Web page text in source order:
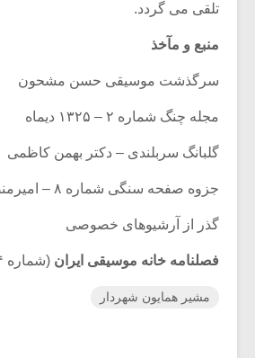
تلقی می گردد.
منبع و مآخذ
سرگذشت موسیقی حسن مشحون
مجله چنگ شماره ۲ – ۱۳۲۵ دیماه
گلبانگ سربلندی – دکتر بهمن کاظمی
جزوه صفحه سنگی شماره ۸ – امیرمنصور
گذر از آرشیوهای خصوصی
فصلنامه خانه موسیقی ایران (شماره ۳۴)
مشیر همایون شهردار